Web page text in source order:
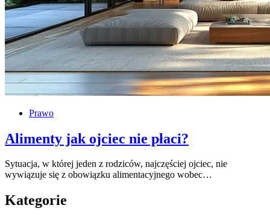
Prawo
Alimenty jak ojciec nie płaci?
Sytuacja, w której jeden z rodziców, najczęściej ojciec, nie
wywiązuje się z obowiązku alimentacyjnego wobec…
Kategorie